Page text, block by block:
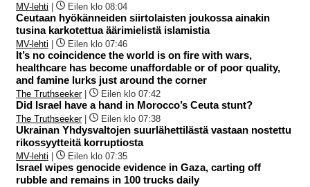
MV-lehti Eilen klo 08:04
Ceutaan hyökänneiden siirtolaisten joukossa ainakin
tusina karkotettua äärimielistä islamistia
MV-lehti Eilen klo 07:46
It’s no coincidence the world is on fire with wars,
healthcare has become unaffordable or of poor quality,
and famine lurks just around the corner
The Truthseeker| Eilen klo 07:42
Did Israel have a hand in Morocco’s Ceuta stunt?
The Truthseeker| Eilen klo 07:38
Ukrainan Yhdysvaltojen suurlähettilästä vastaan nostettu
rikossyytteitä korruptiosta
MV-lehti Eilen klo 07:35
Israel wipes genocide evidence in Gaza, carting off
rubble and remains in 100 trucks daily